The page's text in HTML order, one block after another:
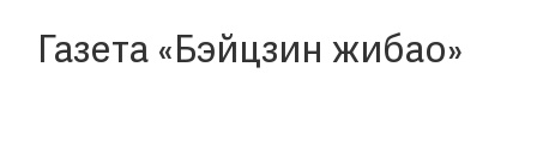
Газета «Бэйцзин жибао»